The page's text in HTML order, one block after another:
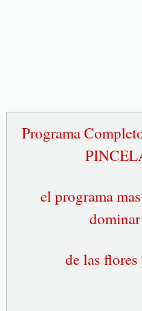
Programa
el programa
de las